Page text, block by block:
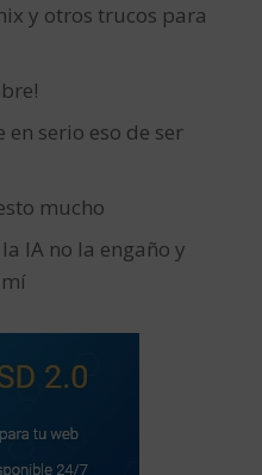
y otros trucos para
serio eso de ser
mucho
IA no la engaño y